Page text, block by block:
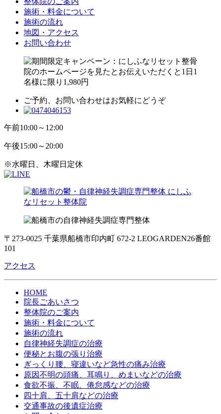
施術・料金について
施術の流れ
地図・アクセス
お問い合わせ
ご予約、お問い合わせはお気軽にどうぞ
午前10:00～12:00
午後15:00～20:00
※水曜日、木曜日定休
〒273-0025 千葉県船橋市印内町 672-2 LEOGARDEN26番館
101
アクセス
HOME
院長ごあいさつ
整体院のご案内
施術・料金について
施術の流れ
自律神経失調症の治療
便秘とお腹の張り治療
ぎっくり腰、寝違いなど急性の痛み治療
原因不明の頭痛、耳鳴り、めまいなどの治療
食欲不振、不眠、倦怠感などの治療
四十肩、五十肩などの治療
交通事故の後遺症治療